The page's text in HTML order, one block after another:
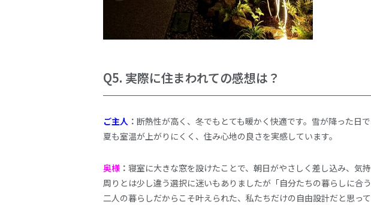
Q5. 実際に住まわれての感想は？
ご主人 ： 断熱性が高く、冬でもとても暖かく快適です。雪が降った日
夏も室温が上がりにくく、住み心地の良さを実感しています。
奥様 ： 寝室に大きな窓を設けたことで、朝日がやさしく差し込み、気
周りとは少し違う選択に迷いもありましたが「自分たちの暮らしに合
二人の暮らしだからこそ叶えられた、私たちだけの自由設計だと思って